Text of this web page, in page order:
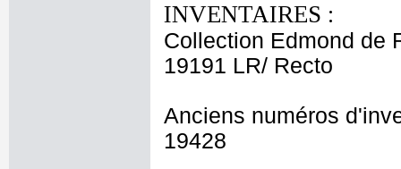
INVENTAIRES :
Collection Edmond de
19191 LR/ Recto
Anciens numéros
19428